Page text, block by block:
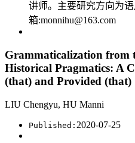
讲师。主要研究方向为
箱:monnihu@163.com
Grammaticalization from
Historical Pragmatics: A
(that) and Provided (that)
LIU Chengyu, HU Manni
Published: 2020-07-25